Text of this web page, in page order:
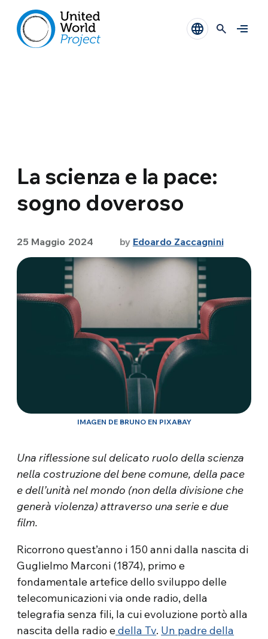
La scienza e la pace:
sogno doveroso
25 Maggio 2024 by Edoardo Zaccagnini
IMAGEN DE BRUNO EN PIXABAY
Una riflessione sul delicato ruolo della scienza
nella costruzione del bene comune, della pace
e dell’unità nel mondo (non della divisione che
generà violenza) attraverso una serie e due
film.
Ricorrono quest’anno i 150 anni dalla nascita di
Guglielmo Marconi (1874), primo e
fondamentale artefice dello sviluppo delle
telecomunicazioni via onde radio, della
telegrafia senza fili, la cui evoluzione portò alla
nascita della radio edella Tv. Un padre della